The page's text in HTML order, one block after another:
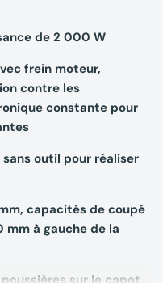
de 2 000 W
frein moteur,
contre les
constante pour
outil pour réaliser
capacités de coupé
à gauche de la